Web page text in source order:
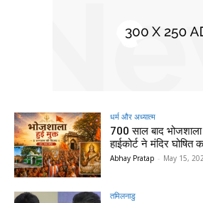
धर्म और अध्यात्म
700 साल बाद
हाईकोर्ट ने मंदिर
Abhay Pratap - May 15,
तमिलनाडु